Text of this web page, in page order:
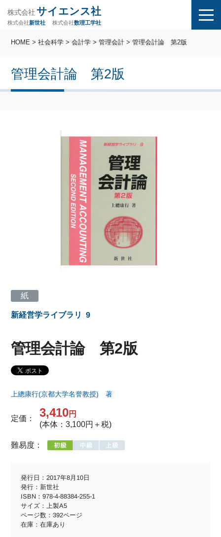
株式会社 サイエンス社
株式会社新世社 株式会社数理工学社
管理会計論 第2版
HOME >社会科学 >会計学 >管理会計 > 管理会計論 第2版
紙
新経営学ライブラリ 9
管理会計論 第2版
上總康行(京都大学名誉教授) 著
定価： 3,410円
(本体：3,100円＋税)
難易度：
発行日：2017年8月10日
発行：新世社
ISBN：978-4-88384-255-1
サイズ：上製A5
ページ数：392ページ
在庫：在庫あり